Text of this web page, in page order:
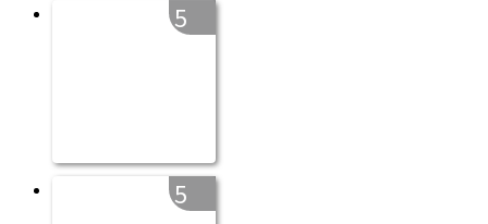
5
5